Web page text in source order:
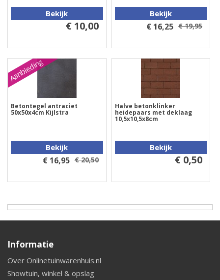
Bekijk
€ 10,00
Bekijk
€ 16,25 € 19,95
Aanbieding
Betontegel antraciet
50x50x4cm Kijlstra
Bekijk
€ 16,95 € 20,50
Halve betonklinker
heidepaars met deklaag
10,5x10,5x8cm
Bekijk
€ 0,50
Informatie
Over Onlinetuinwarenhuis.nl
Showtuin, winkel & opslag